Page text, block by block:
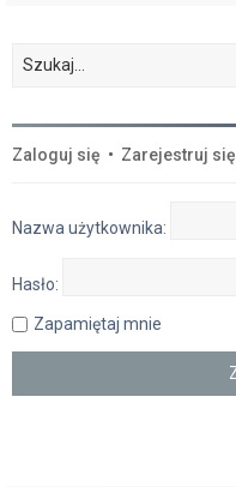
Zaloguj się • Zarejestruj się
Nazwa użytkownika:
Hasło:
Zapamiętaj mnie